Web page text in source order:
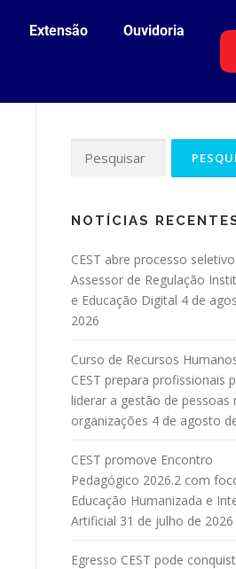
Extensão Ouvidoria
NOTÍCIAS
CEST abre processo
Assessor de Regulação
e Educação Digital 4 de
2026
Curso de Recursos
CEST prepara profissionais
liderar a gestão de pessoas
organizações 4 de agosto
CEST promove Encontro
Pedagógico 2026.2 com
Educação Humanizada e
Artificial 31 de julho de 2026
Egresso CEST pode